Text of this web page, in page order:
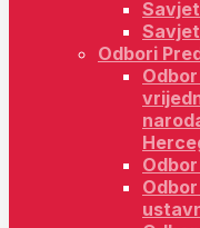
Odbori